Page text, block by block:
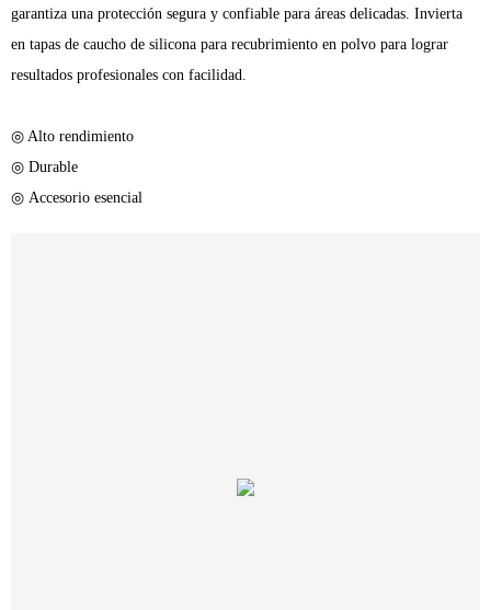
garantiza una protección segura y confiable para áreas delicadas. Invierta
en tapas de caucho de silicona para recubrimiento en polvo para lograr
resultados profesionales con facilidad.
◎ Alto rendimiento
◎ Durable
◎ Accesorio esencial